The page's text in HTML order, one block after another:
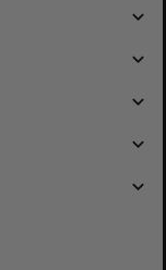
navigate_before
navigate_before
navigate_before
navigate_before
navigate_before